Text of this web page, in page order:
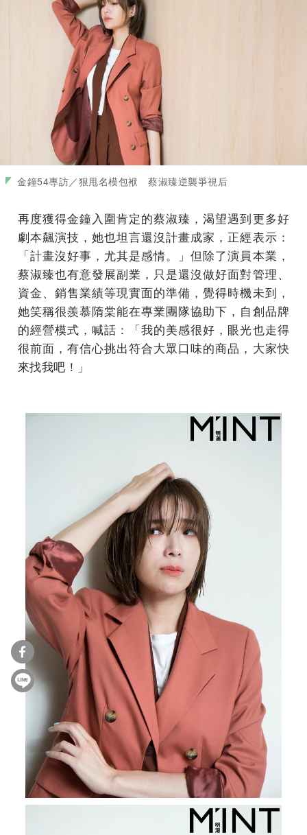
金鐘54專訪／狠甩名模包袱 蔡淑臻逆襲爭視后
再度獲得金鐘入圍肯定的蔡淑臻，渴望遇到更多好
劇本飆演技，她也坦言還沒計畫成家，正經表示：
「計畫沒好事，尤其是感情。」但除了演員本業，
蔡淑臻也有意發展副業，只是還沒做好面對管理、
資金、銷售業績等現實面的準備，覺得時機未到，
她笑稱很羨慕隋棠能在專業團隊協助下，自創品牌
的經營模式，喊話：「我的美感很好，眼光也走得
很前面，有信心挑出符合大眾口味的商品，大家快
來找我吧！」